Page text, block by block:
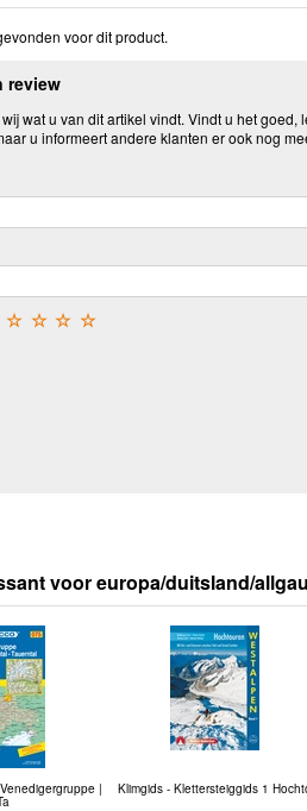
voor dit product.
review
wat u van dit artikel vindt. Vindt u het
u informeert andere klanten er ook nog
☆
☆
☆
☆
voor europa/duitsland/allgau
| Klimgids - Klettersteiggids 1